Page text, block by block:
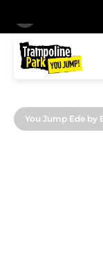
You Jump Ede by